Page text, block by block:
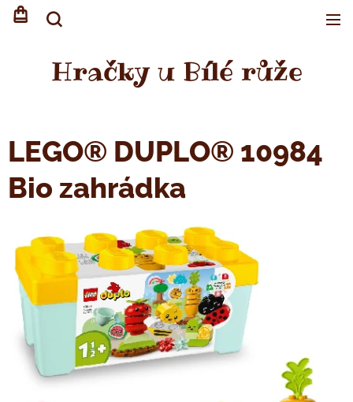
Hračky u Bílé růže
LEGO® DUPLO® 10984
Bio zahrádka